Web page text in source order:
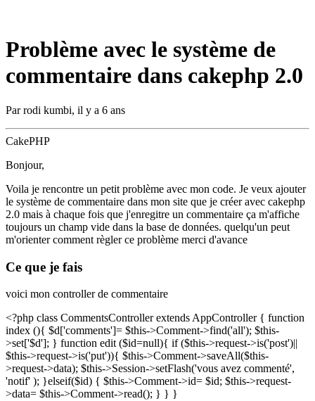
Problème avec le système de
commentaire dans cakephp 2.0
Parrodi kumbi, il y a 6 ans
CakePHP
Bonjour,
Voila je rencontre un petit problème avec mon code. Je veux ajouter
le système de commentaire dans mon site que je créer avec cakephp
2.0 mais à chaque fois que j'enregitre un commentaire ça m'affiche
toujours un champ vide dans la base de données. quelqu'un peut
m'orienter comment règler ce problème merci d'avance
Ce que je fais
voici mon controller de commentaire
<?php class CommentsController extends AppController { function
index (){ $d['comments']= $this->Comment->find('all'); $this-
>set['$d']; } function edit ($id=null){ if ($this->request->is('post')||
$this->request->is('put')){ $this->Comment->saveAll($this-
>request->data); $this->Session->setFlash('vous avez commenté',
'notif' ); }elseif($id) { $this->Comment->id= $id; $this->request-
>data= $this->Comment->read(); } } }